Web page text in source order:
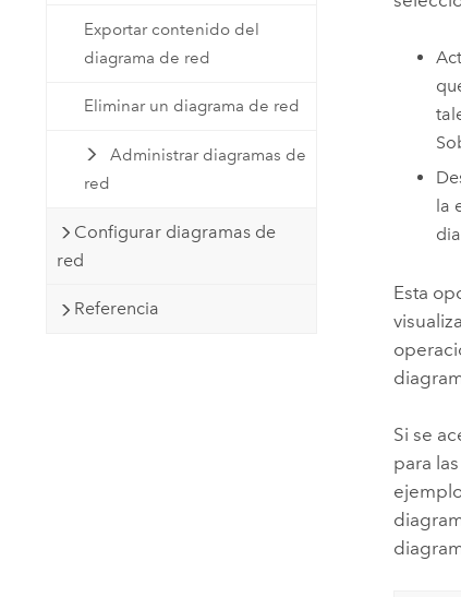
Exportar contenido del
diagrama de red
Eliminar un diagrama de red
Administrar diagramas de
red
Configurar diagramas de
red
Referencia
la
Esta
Si se
para